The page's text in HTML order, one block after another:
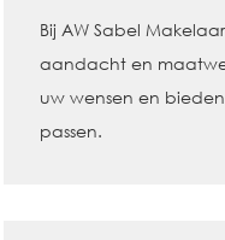
Bij AW Sabel
aandacht en
uw wensen en
passen.